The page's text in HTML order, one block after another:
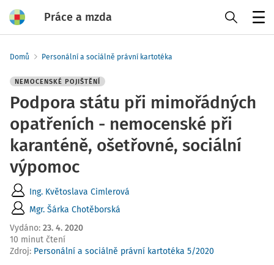
Práce a mzda
Domů Personální a sociálně právní kartotéka
NEMOCENSKÉ POJIŠTĚNÍ
Podpora státu při mimořádných
opatřeních - nemocenské při
karanténě, ošetřovné, sociální
výpomoc
Ing. Květoslava Cimlerová
Mgr. Šárka Chotěborská
Vydáno: 23. 4. 2020
10 minut čtení
Zdroj: Personální a sociálně právní kartotéka 5/2020